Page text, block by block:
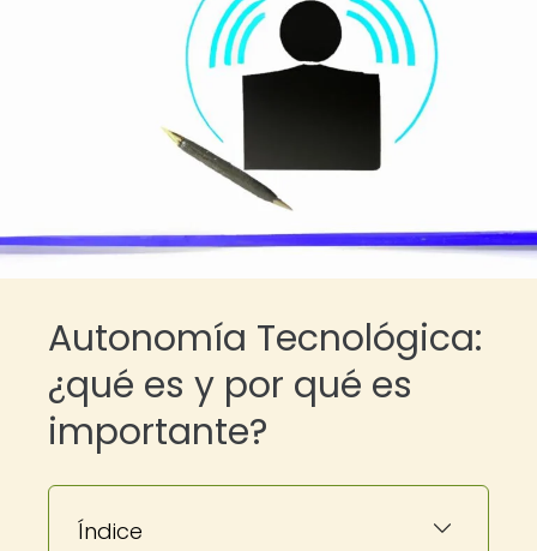
Autonomía Tecnológica:
¿qué es y por qué es
importante?
Índice